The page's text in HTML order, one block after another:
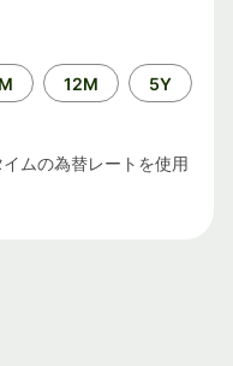
12M 5Y
ムの為替レートを使用